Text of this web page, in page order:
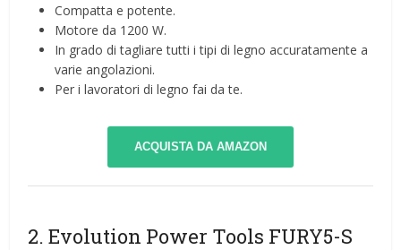
Compatta e potente.
Motore da 1200 W.
In grado di tagliare tutti i tipi di legno accuratamente a
varie angolazioni.
Per i lavoratori di legno fai da te.
ACQUISTA DA AMAZON
2. Evolution Power Tools FURY5-S